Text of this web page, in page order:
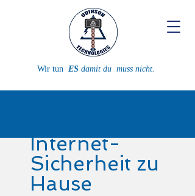
Wir tun ES damit du muss nicht.
Internet-
Sicherheit zu
Hause